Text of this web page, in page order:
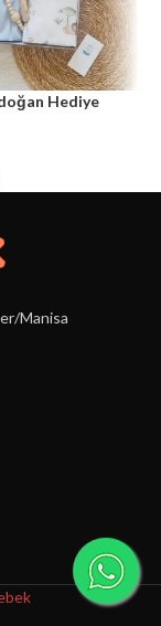
Hediye
Manisa